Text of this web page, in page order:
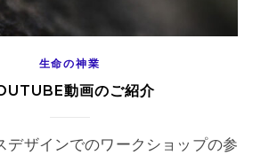
生命の神業
動画のご紹介